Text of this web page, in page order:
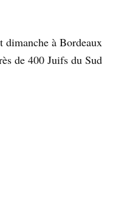
dimanche à Bordeaux
de 400 Juifs du Sud